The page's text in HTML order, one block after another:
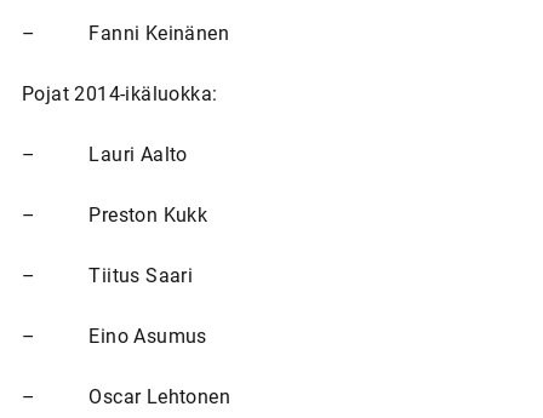
– Fanni Keinänen
Pojat 2014-ikäluokka:
– Lauri Aalto
– Preston Kukk
– Tiitus Saari
– Eino Asumus
– Oscar Lehtonen